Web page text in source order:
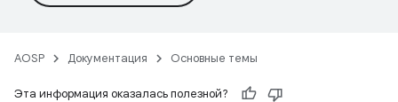
AOSP Документация Основные темы
Эта информация оказалась полезной?